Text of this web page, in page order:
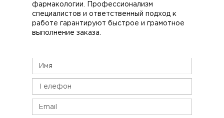
фармакологии. Профессионализм
специалистов и ответственный подход к
работе гарантируют быстрое и грамотное
выполнение заказа.